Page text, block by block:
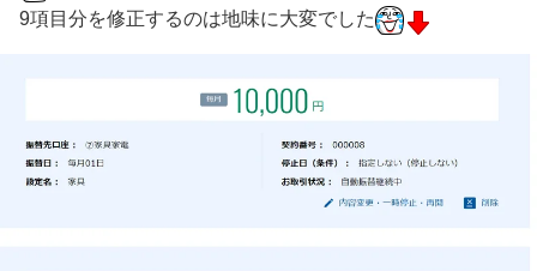
9項目分を修正するのは地味に大変でした